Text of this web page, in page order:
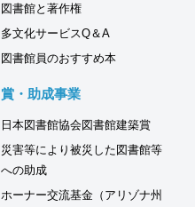
図書館と著作権
多文化サービスQ＆A
図書館員のおすすめ本
賞・助成事業
日本図書館協会図書館建築賞
災害等により被災した図書館等
への助成
ホーナー交流基金（アリゾナ州